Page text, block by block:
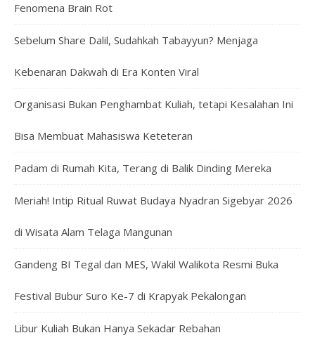
Fenomena Brain Rot
Sebelum Share Dalil, Sudahkah Tabayyun? Menjaga
Kebenaran Dakwah di Era Konten Viral
Organisasi Bukan Penghambat Kuliah, tetapi Kesalahan Ini
Bisa Membuat Mahasiswa Keteteran
Padam di Rumah Kita, Terang di Balik Dinding Mereka
Meriah! Intip Ritual Ruwat Budaya Nyadran Sigebyar 2026
di Wisata Alam Telaga Mangunan
Gandeng BI Tegal dan MES, Wakil Walikota Resmi Buka
Festival Bubur Suro Ke-7 di Krapyak Pekalongan
Libur Kuliah Bukan Hanya Sekadar Rebahan